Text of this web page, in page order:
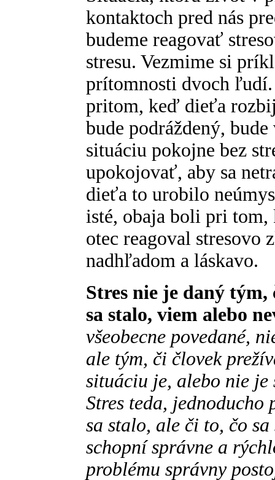
kontaktoch pred nás
budeme reagovať
stresu. Vezmime si
prítomnosti dvoch ľudí.
pritom, keď dieťa
bude podráždený,
situáciu pokojne bez
upokojovať, aby sa
dieťa to urobilo
isté, obaja boli pri
otec reagoval stresovo
nadhľadom a láskavo.
Stres nie je daný tým,
sa stalo, viem alebo
všeobecne povedané,
ale tým, či človek
situáciu je, alebo nie je
Stres teda, jednoducho
sa stalo, ale či to, čo
schopní správne a
problému správny